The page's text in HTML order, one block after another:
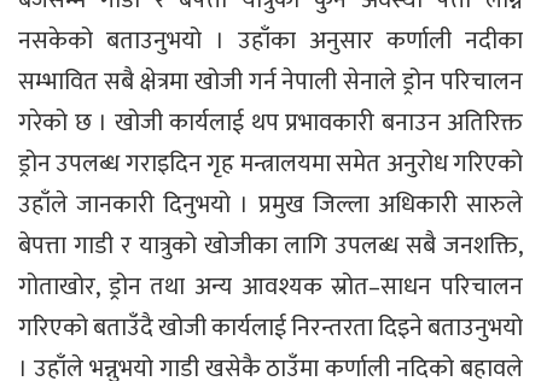
नसकेको बताउनुभयो । उहाँका अनुसार कर्णाली नदीका
सम्भावित सबै क्षेत्रमा खोजी गर्न नेपाली सेनाले ड्रोन परिचालन
गरेको छ । खोजी कार्यलाई थप प्रभावकारी बनाउन अतिरिक्त
ड्रोन उपलब्ध गराइदिन गृह मन्त्रालयमा समेत अनुरोध गरिएको
उहाँले जानकारी दिनुभयो । प्रमुख जिल्ला अधिकारी सारुले
बेपत्ता गाडी र यात्रुको खोजीका लागि उपलब्ध सबै जनशक्ति,
गोताखोर, ड्रोन तथा अन्य आवश्यक स्रोत–साधन परिचालन
गरिएको बताउँदै खोजी कार्यलाई निरन्तरता दिइने बताउनुभयो
। उहाँले भन्नुभयो गाडी खसेकै ठाउँमा कर्णाली नदिको बहावले